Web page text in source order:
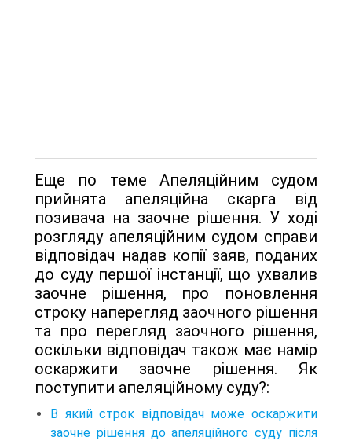
Еще по теме Апеляційним судом
прийнята апеляційна скарга від
позивача на заочне рішення. У ході
розгляду апеляційним судом справи
відповідач надав копії заяв, поданих
до суду першої інстанції, що ухвалив
заочне рішення, про поновлення
строку наперегляд заочного рішення
та про перегляд заочного рішення,
оскільки відповідач також має намір
оскаржити заочне рішення. Як
поступити апеляційному суду?:
В який строк відповідач може оскаржити
заочне рішення до апеляційного суду після